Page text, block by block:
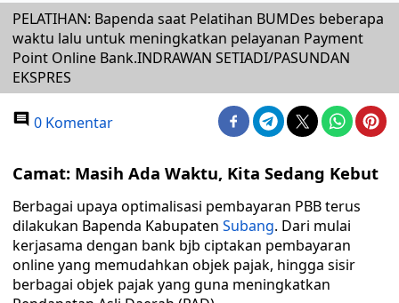
PELATIHAN: Bapenda saat Pelatihan BUMDes beberapa
waktu lalu untuk meningkatkan pelayanan Payment
Point Online Bank.INDRAWAN SETIADI/PASUNDAN
EKSPRES
0 Komentar
Camat: Masih Ada Waktu, Kita Sedang Kebut
Berbagai upaya optimalisasi pembayaran PBB terus
dilakukan Bapenda Kabupaten Subang. Dari mulai
kerjasama dengan bank bjb ciptakan pembayaran
online yang memudahkan objek pajak, hingga sisir
berbagai objek pajak yang guna meningkatkan